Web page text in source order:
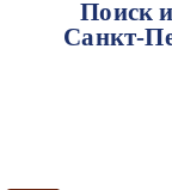
Поиск
Санкт-